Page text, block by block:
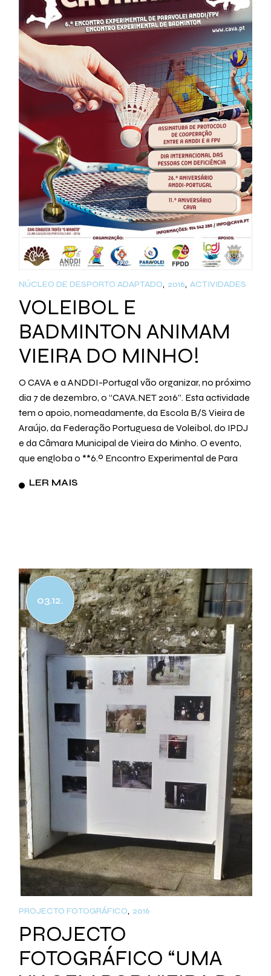
NÚCLEO DE DESPORTO ADAPTADO 2016 ACTIVIDADES
VOLEIBOL E
BADMINTON ANIMAM
VIEIRA DO MINHO!
O CAVA e a ANDDI-Portugal vão organizar, no próximo
dia 7 de dezembro, o “CAVA.NET 2016”. Esta actividade
tem o apoio, nomeadamente, da Escola B/S Vieira de
Araújo, da Federação Portuguesa de Voleibol, do IPDJ
e da Câmara Municipal de Vieira do Minho. O evento,
que engloba o **6.º Encontro Experimental de Para
LER MAIS
03.12.
PROJECTO FOTOGRÁFICO 2016
PROJECTO
FOTOGRÁFICO “UMA